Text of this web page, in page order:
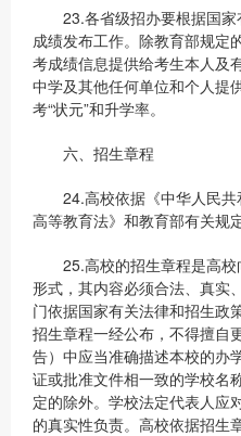
23.各省级招办要根据国家
成绩发布工作。除教育部规定
考成绩信息提供给考生本人及
中学及其他任何单位和个人提
考“状元”和升学率。
六、招生章程
24.高校依据《中华人民共
高等教育法》和教育部有关规
25.高校的招生章程是高校
形式，其内容必须合法、真实
门依据国家有关法律和招生政
招生章程一经公布，不得擅自
告）中应当准确描述本校的办
证或批准文件相一致的学校名
定的除外。学校法定代表人应
的真实性负责。高校依据招生